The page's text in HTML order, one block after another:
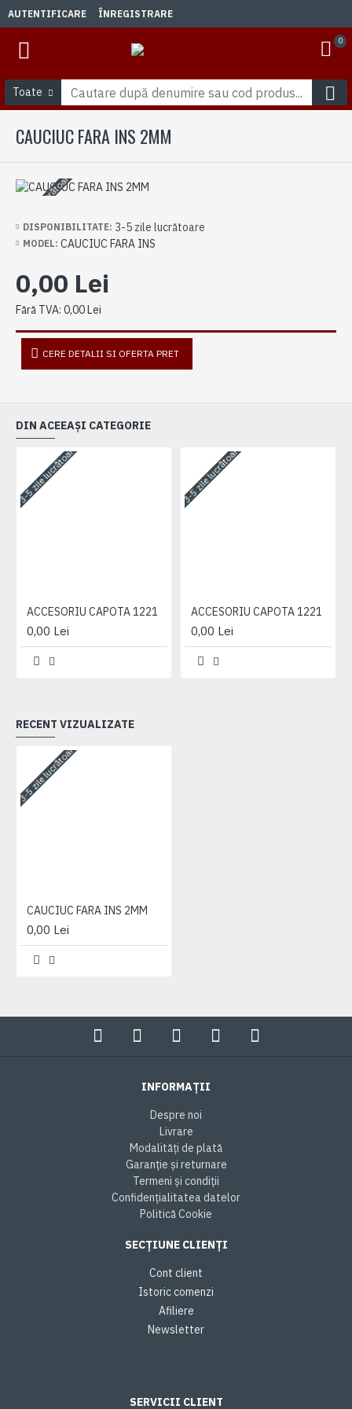
AUTENTIFICARE ÎNREGISTRARE
0
Toate
CAUCIUC FARA INS 2MM
3-5 zile lucrătoare
DISPONIBILITATE: 3-5 zile lucrătoare
MODEL: CAUCIUC FARA INS
0,00 Lei
Fără TVA: 0,00 Lei
CERE DETALII SI OFERTA PRET
DIN ACEEAȘI CATEGORIE
3-5 zile lucrătoare
ACCESORIU CAPOTA 1221
0,00 Lei
3-5 zile lucrătoare
ACCESORIU CAPOTA 1221
0,00 Lei
RECENT VIZUALIZATE
3-5 zile lucrătoare
CAUCIUC FARA INS 2MM
0,00 Lei
INFORMAȚII
Despre noi
Livrare
Modalități de plată
Garanție și returnare
Termeni și condiții
Confidențialitatea datelor
Politică Cookie
SECȚIUNE CLIENȚI
Cont client
Istoric comenzi
Afiliere
Newsletter
SERVICII CLIENT